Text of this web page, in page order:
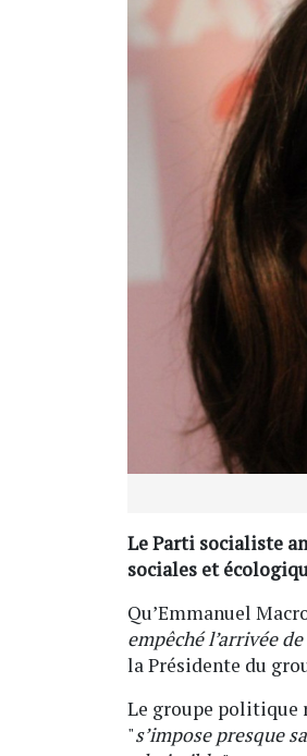
Le Parti socialiste
sociales et
Qu’Emmanuel
empêché l’arrivée
la Présidente du
Le groupe politique
"s’impose presque